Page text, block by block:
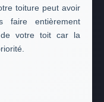
toiture peut avoir
faire entièrement
de votre toit car la